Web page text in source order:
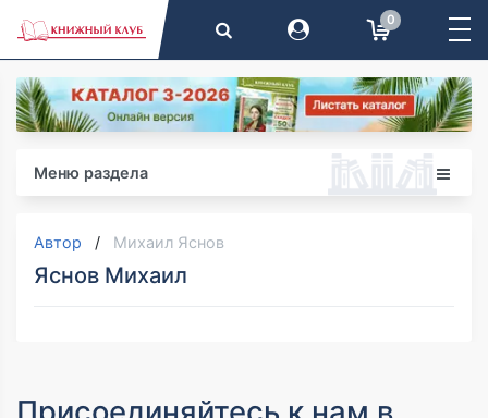
0
Меню раздела
Автор Михаил Яснов
Яснов Михаил